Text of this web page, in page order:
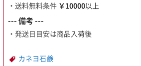
・送料無料条件 ￥10000以上
--- 備考 ---
・発送日目安は商品入荷後
カネヨ石鹸